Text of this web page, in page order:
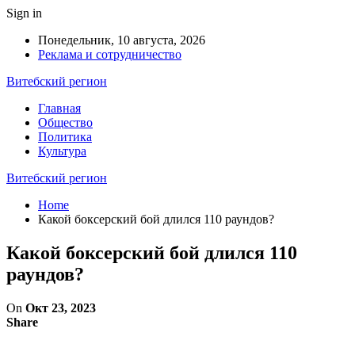
Sign in
Понедельник, 10 августа, 2026
Реклама и сотрудничество
Витебский регион
Главная
Общество
Политика
Культура
Витебский регион
Home
Какой боксерский бой длился 110 раундов?
Какой боксерский бой длился 110
раундов?
On Окт 23, 2023
Share